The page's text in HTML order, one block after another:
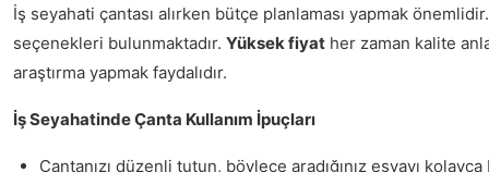
İş seyahati çantası alırken bütçe planlaması yapmak
seçenekleri bulunmaktadır. Yüksek fiyat her zaman kalite
araştırma yapmak faydalıdır.
İş Seyahatinde Çanta Kullanım İpuçları
Çantanızı düzenli tutun, böylece aradığınız eşyayı